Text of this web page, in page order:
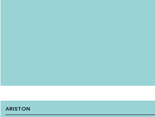
ARISTON
ARISTON